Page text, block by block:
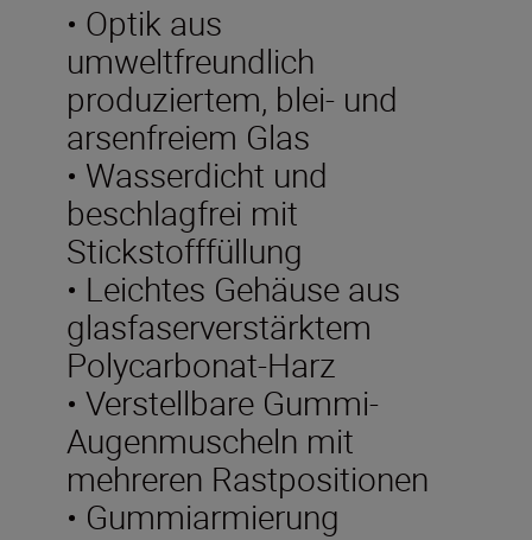
• Optik aus
umweltfreundlich
produziertem, blei- und
arsenfreiem Glas
• Wasserdicht und
beschlagfrei mit
Stickstofffüllung
• Leichtes Gehäuse aus
glasfaserverstärktem
Polycarbonat-Harz
• Verstellbare Gummi-
Augenmuscheln mit
mehreren Rastpositionen
• Gummiarmierung